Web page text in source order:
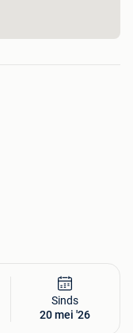
Sinds
20 mei '26